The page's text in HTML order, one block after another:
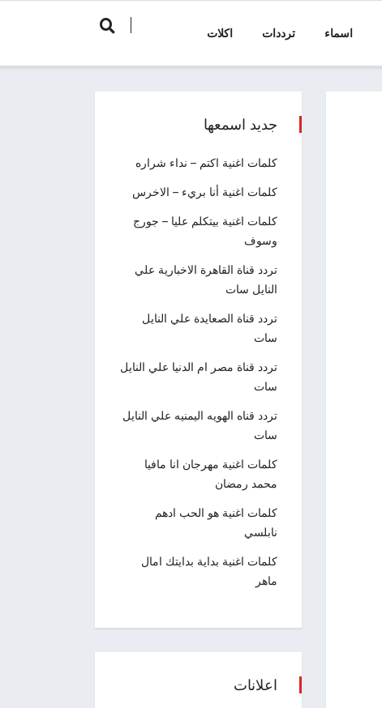
اسماء ترددات اكلات
جديد اسمعها
كلمات اغنية اكتم – نداء شراره
كلمات اغنية أنا بريء – الاخرس
كلمات اغنية بيتكلم عليا – جورج
وسوف
تردد قناة القاهرة الاخبارية علي
النايل سات
تردد قناة الصعايدة علي النايل
سات
تردد قناة مصر ام الدنيا علي النايل
سات
تردد قناه الهويه اليمنيه علي النايل
سات
كلمات اغنية مهرجان انا مافيا
محمد رمضان
كلمات اغنية هو الحب ادهم
نابلسي
كلمات اغنية بداية بدايتك امال
ماهر
اعلانات